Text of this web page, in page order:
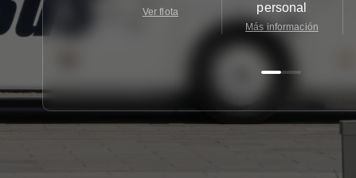
Ver flota
personal
Más información